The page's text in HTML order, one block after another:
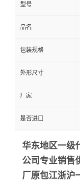
型号
品名
包装规格
外形尺寸
厂家
是否进口
华东地区一级
公司专业销售
厂原包江浙沪